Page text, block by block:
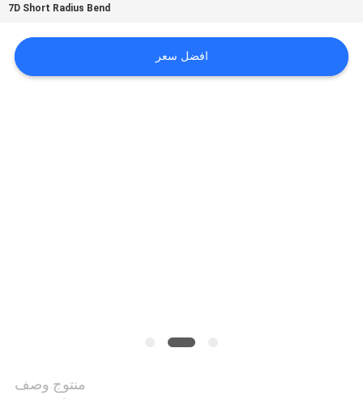
اتصل
بنا
7D Short Radius Bend
افضل سعر
منتوج وصف